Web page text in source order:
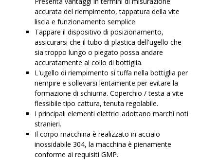
accurata del riempimento, tappatura della vite
liscia e funzionamento semplice.
Tappare il dispositivo di posizionamento,
assicurarsi che il tubo di plastica dell'ugello che
sia troppo lungo o piegato possa andare
accuratamente al collo di bottiglia.
L'ugello di riempimento si tuffa nella bottiglia per
riempire e sollevarsi lentamente per evitare la
formazione di schiuma. Coperchio / testa a vite
flessibile tipo cattura, tenuta regolabile.
I principali elementi elettrici adottano marchi noti
stranieri.
Il corpo macchina è realizzato in acciaio
inossidabile 304, la macchina è pienamente
conforme ai requisiti GMP.